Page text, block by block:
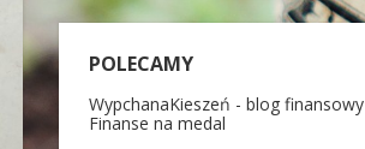
POLECAMY
WypchanaKieszeń - blog finansowy
Finanse na medal